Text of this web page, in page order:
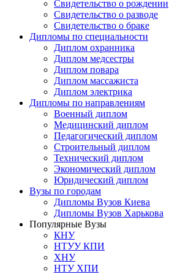
Свидетельство о рождении
Свидетельство о разводе
Свидетельство о браке
Дипломы по специальности
Диплом охранника
Диплом медсестры
Диплом повара
Диплом массажиста
Диплом электрика
Дипломы по направлениям
Военный диплом
Медицинский диплом
Педагогический диплом
Строительный диплом
Технический диплом
Экономический диплом
Юридический диплом
Вузы по городам
Дипломы Вузов Киева
Дипломы Вузов Харькова
Популярные Вузы
КНУ
НТУУ КПИ
ХНУ
НТУ ХПИ